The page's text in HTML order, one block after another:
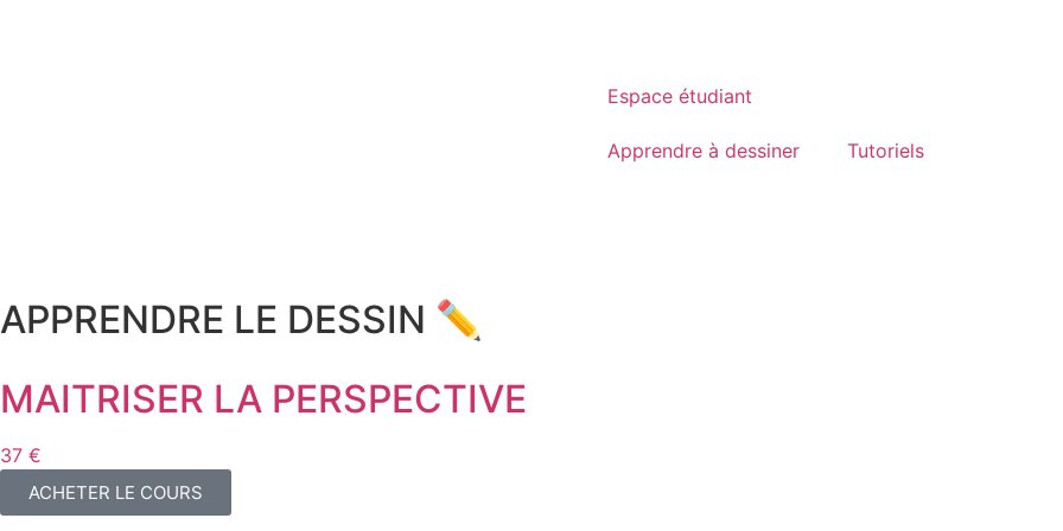
Espace étudiant
Apprendre à dessiner Tutoriels
APPRENDRE LE DESSIN ✏️
MAITRISER LA PERSPECTIVE
37 €
ACHETER LE COURS